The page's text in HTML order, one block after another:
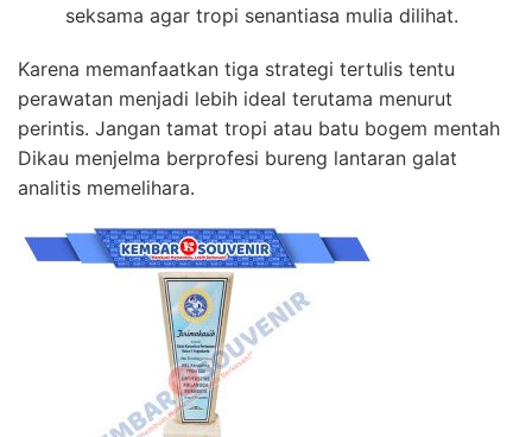
seksama agar tropi senantiasa mulia dilihat.
Karena memanfaatkan tiga strategi tertulis tentu
perawatan menjadi lebih ideal terutama menurut
perintis. Jangan tamat tropi atau batu bogem mentah
Dikau menjelma berprofesi bureng lantaran galat
analitis memelihara.